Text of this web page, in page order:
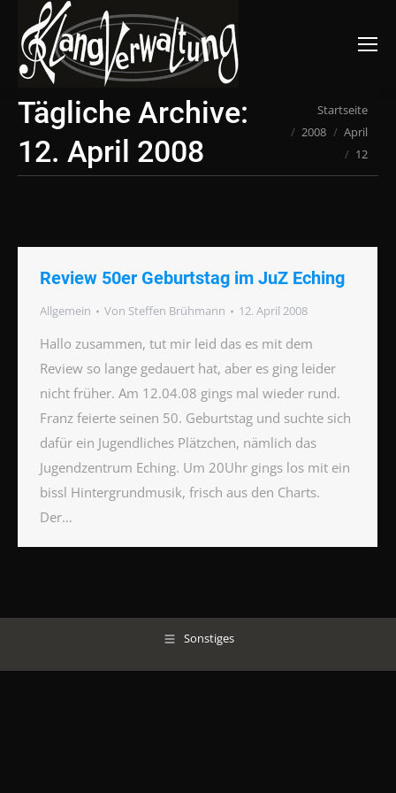
Suchen:
Tägliche Archive:
12. April 2008
Du bist hier:Startseite
2008
April
12
Review 50er Geburtstag im JuZ Eching
Allgemein Von Steffen Brühmann 12. April 2008
Hallo zusammen, tut mir leid das es mit dem
Review so lange gedauert hat, aber es ging leider
nicht früher. Am 12.04.08 gings mal wieder rund.
Franz feierte seinen 50. Geburtstag und suchte sich
dafür ein Jugendliches Plätzchen, nämlich das
Jugendzentrum Eching. Um 20Uhr gings los mit ein
bissl Hintergrundmusik, frisch aus den Charts.
Der…
Sonstiges